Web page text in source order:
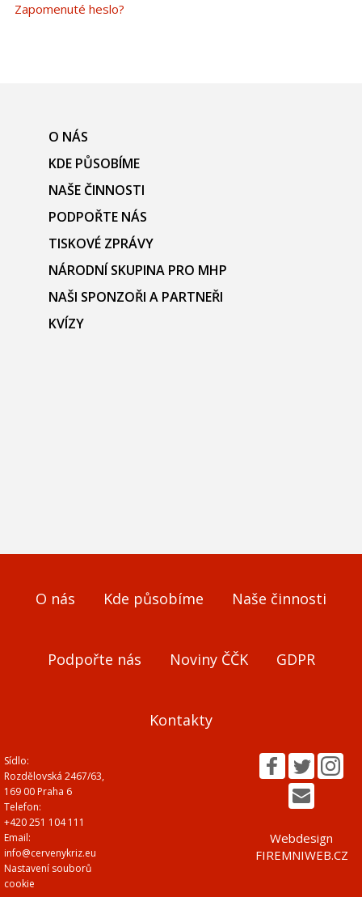
Zapomenuté heslo?
O NÁS
KDE PŮSOBÍME
NAŠE ČINNOSTI
PODPOŘTE NÁS
TISKOVÉ ZPRÁVY
NÁRODNÍ SKUPINA PRO MHP
NAŠI SPONZOŘI A PARTNEŘI
KVÍZY
O nás Kde působíme Naše činnosti
Podpořte nás Noviny ČČK GDPR
Kontakty
Sídlo:
Rozdělovská 2467/63,
169 00 Praha 6
Telefon:
+420 251 104 111
Email:
info@cervenykriz.eu
Nastavení souborů
cookie
Webdesign
FIREMNIWEB.CZ